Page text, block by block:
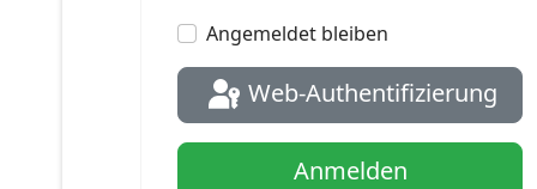
Impressum
Angemeldet bleiben
Web-Authentifizierung
Anmelden